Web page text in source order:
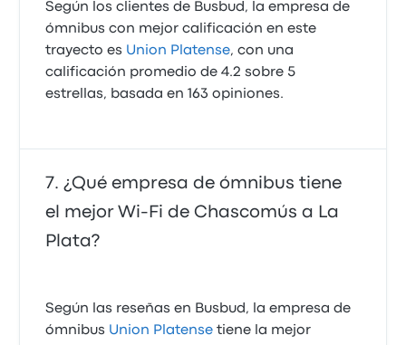
Según los clientes de Busbud, la empresa de
ómnibus con mejor calificación en este
trayecto es Union Platense, con una
calificación promedio de 4.2 sobre 5
estrellas, basada en 163 opiniones.
¿Qué empresa de ómnibus tiene
el mejor Wi‑Fi de Chascomús a La
Plata?
Según las reseñas en Busbud, la empresa de
ómnibus Union Platense tiene la mejor